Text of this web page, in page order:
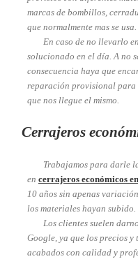
marcas de bombillos,
que normalmente mas se usa.
En caso de no llevarlo
solucionado en el día. A no
consecuencia haya que
reparación provisional para
que nos llegue el mismo.
Cerrajeros
Trabajamos para darle
en cerrajeros económicos
10 años sin apenas
los materiales hayan subido.
Los clientes suelen
Google, ya que los precios
acabados con calidad y